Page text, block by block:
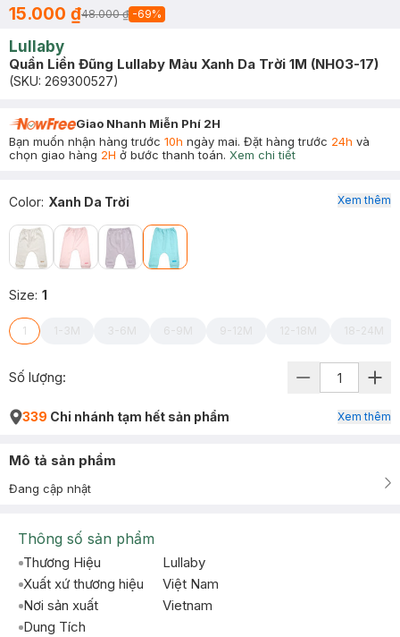
15.000 ₫48.000 ₫ -69%
Lullaby
Quần Liền Đũng Lullaby Màu Xanh Da Trời 1M (NH03-17)
(SKU: 269300527)
Giao Nhanh Miễn Phí 2H
Bạn muốn nhận hàng trước 10h ngày mai. Đặt hàng trước 24h và
chọn giao hàng 2H ở bước thanh toán. Xem chi tiết
Color: Xanh Da Trời
Size: 1
1 1-3M 3-6M 6-9M 9-12M 12-18M 18-24M
Xem thêm
Số lượng:
339 Chi nhánh tạm hết sản phẩm Xem thêm
Mô tả sản phẩm
Đang cập nhật
Thông số sản phẩm
Thương Hiệu
Lullaby
Xuất xứ thương hiệu
Việt Nam
Nơi sản xuất
Vietnam
Dung Tích